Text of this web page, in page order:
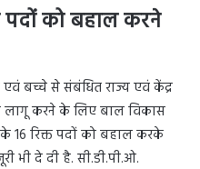
पदों को बहाल करने
एवं बच्चे से संबंधित राज्य एवं केंद्र
लागू करने के लिए बाल विकास
के 16 रिक्त पदों को बहाल करके
भी दे दी है. सी.डी.पी.ओ.